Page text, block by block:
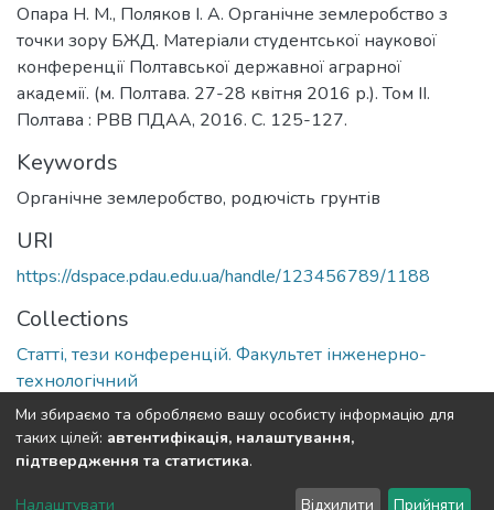
Опара Н. М., Поляков І. А. Органічне землеробство з
точки зору БЖД. Матеріали студентської наукової
конференції Полтавської державної аграрної
академії. (м. Полтава. 27-28 квітня 2016 р.). Том ІІ.
Полтава : РВВ ПДАА, 2016. С. 125-127.
Keywords
Органічне землеробство, родючість грунтів
URI
https://dspace.pdau.edu.ua/handle/123456789/1188
Collections
Статті, тези конференцій. Факультет інженерно-
технологічний
Full item page
DSpace software copyright © 2002-2026 LYRASIS
Ми збираємо та обробляємо вашу особисту інформацію для
таких цілей: автентифікація, налаштування,
підтвердження та статистика.
Налаштувати Відхилити Прийняти